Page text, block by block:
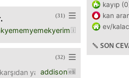
(31)
ilk doğum günü
(32)
addison
yakışıklı bir adam
kayıp
kan
ev/
SON